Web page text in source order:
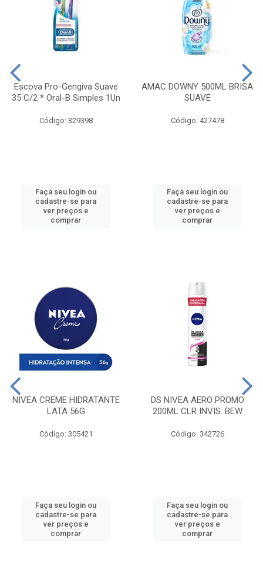
Escova Pro-Gengiva Suave
35 C/2 * Oral-B Simples 1Un
Código: 329398
Faça seu login ou
cadastre-se para
ver preços e
comprar
AMAC DOWNY 500ML BRISA
SUAVE
Código: 427478
Faça seu login ou
cadastre-se para
ver preços e
comprar
NIVEA CREME HIDRATANTE
LATA 56G
Código: 305421
Faça seu login ou
cadastre-se para
ver preços e
comprar
DS NIVEA AERO PROMO
200ML CLR INVIS. BEW
Código: 342726
Faça seu login ou
cadastre-se para
ver preços e
comprar